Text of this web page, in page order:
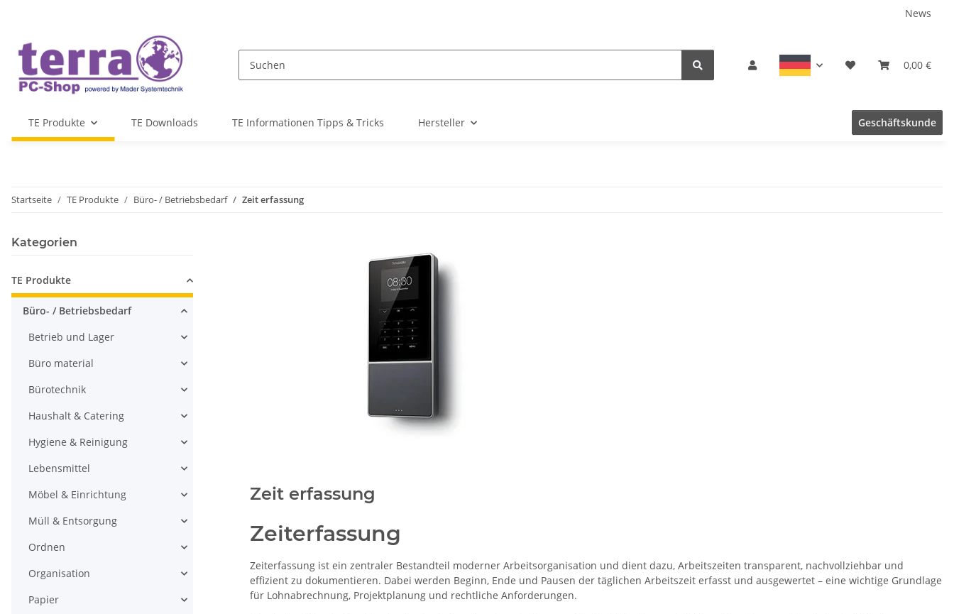
News
0,00 €
TE Produkte TE Downloads TE Informationen Tipps & Tricks Hersteller Geschäftskunde
Startseite TE Produkte Büro- / Betriebsbedarf Zeit erfassung
Zeit erfassung
Zeiterfassung
Zeiterfassung ist ein zentraler Bestandteil moderner Arbeitsorganisation und dient dazu, Arbeitszeiten transparent, nachvollziehbar und
effizient zu dokumentieren. Dabei werden Beginn, Ende und Pausen der täglichen Arbeitszeit erfasst und ausgewertet – eine wichtige Grundlage
für Lohnabrechnung, Projektplanung und rechtliche Anforderungen.
Kategorien
TE Produkte
Büro- / Betriebsbedarf
Betrieb und Lager
Büro material
Bürotechnik
Haushalt & Catering
Hygiene & Reinigung
Lebensmittel
Möbel & Einrichtung
Müll & Entsorgung
Ordnen
Organisation
Papier